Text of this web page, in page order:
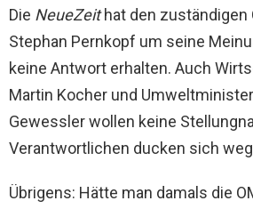
Die NeueZeithat den zuständigen
Stephan Pernkopf um seine
keine Antwort erhalten. Auch
Martin Kocher und
Gewessler wollen keine
Verantwortlichen ducken sich
Übrigens: Hätte man damals die